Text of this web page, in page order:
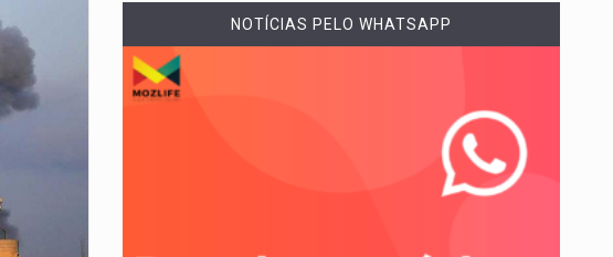
NOTÍCIAS PELO WHATSAPP